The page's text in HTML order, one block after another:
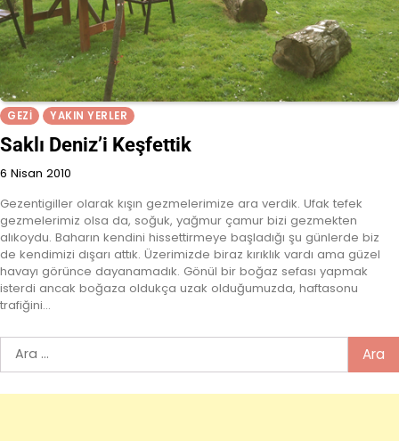
GEZI YAKIN YERLER
Saklı Deniz’i Keşfettik
6 Nisan 2010
Gezentigiller olarak kışın gezmelerimize ara verdik. Ufak tefek
gezmelerimiz olsa da, soğuk, yağmur çamur bizi gezmekten
alıkoydu. Baharın kendini hissettirmeye başladığı şu günlerde biz
de kendimizi dışarı attık. Üzerimizde biraz kırıklık vardı ama güzel
havayı görünce dayanamadık. Gönül bir boğaz sefası yapmak
isterdi ancak boğaza oldukça uzak olduğumuzda, haftasonu
trafiğini…
Arama: